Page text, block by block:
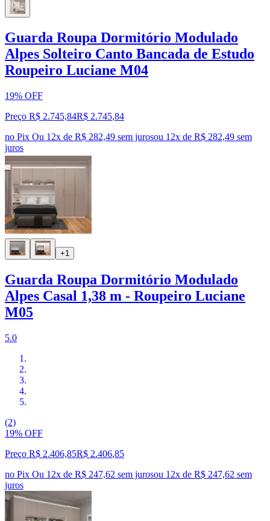
Guarda Roupa Dormitório Modulado
Alpes Solteiro Canto Bancada de Estudo
Roupeiro Luciane M04
19% OFF
Preço R$ 2.745,84R$ 2.745,84
no Pix Ou 12x de R$ 282,49 sem jurosou 12x de R$ 282,49 sem
juros
+1
Guarda Roupa Dormitório Modulado
Alpes Casal 1,38 m - Roupeiro Luciane
M05
5.0
(2)
19% OFF
Preço R$ 2.406,85R$ 2.406,85
no Pix Ou 12x de R$ 247,62 sem jurosou 12x de R$ 247,62 sem
juros